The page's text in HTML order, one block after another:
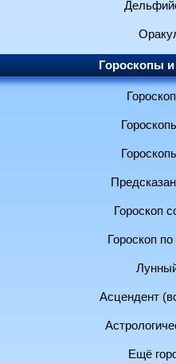
Гороскопы и
Гороскоп
Гороскоп
Асцендент
Ещё